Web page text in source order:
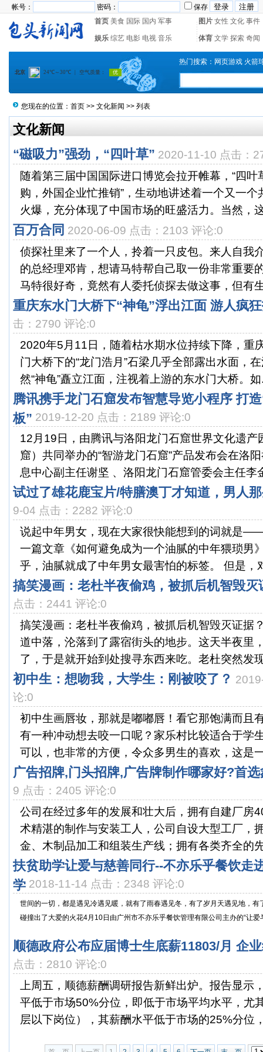
帐号： 密码：
保存
首页 美食 国际 国内 军事 图片 女性 文化 事件
娱乐 综艺 电影 电视 音乐 体育 文学 探索 奇闻
热门搜索： 网页游戏 火箭
您现在的位置： 首页 >> 文化新闻 >> 列表
文化新闻
“磁吸力”强劲，“四叶草” 2020-11-10 点击：
随着第三届中国国际进口博览会拉开帷幕，“四叶
购，外国企业忙推销”，生动地讲述着一个又一
火爆，充分体现了中国市场的旺盛活力。当然，
百万合同 2020-06-09 点击：2103 评论:0
侦探社里来了一个人，拎着一只皮包。来人自我
的总经理邓肯，想请马特帮自己取一份非
马特很好奇，竟然有人委托侦探去做这事，但有
重庆东水门大桥下“神龟”浮出江面 游人疯
击：2790 评论:0
2020年5月11日，随着枯水期水位持续下降，重
门大桥下的“龙门浩月”石梁几乎全部露出水面，
然“神龟”矗立江面，注视着上游的东水门大桥。
腾讯携手龙门石窟发布智慧导览小程序 打
板” 2019-12-20 点击：2189 评论:0
12月19日，由腾讯与洛阳龙门石窟世界文化遗产
窟）共同举办的“智游龙门石窟”产品发布会在洛
息中心副主任谢坚 、洛阳龙门石窟管委会主任李
试过了雄花鹿宝片/特膳澳丁才知道，男人
9-04 点击：2282 评论:0
说起中年男女，现在大家很快能想到的词就是
一篇文章《如何避免成为一个油腻的中年猥琐男
乎，油腻就成了中年男女最害怕的标签。 但是，
搞笑漫画：老杜半夜偷鸡，被抓后机智毁灭
点击：2441 评论:0
搞笑漫画：老杜半夜偷鸡，被抓后机智毁灭证据
道中落，沦落到了露宿街头的地步。这天半夜里
了，于是就开始到处搜寻东西来吃。老杜突然发
初中生：想吻我，大学生：刚被咬了？
论:0
初中生画唇妆，那就是嘟嘟唇！看它那饱满而且
有一种冲动想去咬一口呢？家乐村比较适合于学
可以，也非常的方便，令众多男生的喜欢，这是
广告招牌,门头招牌,广告牌制作哪家好?首
9 点击：2405 评论:0
公司在经过多年的发展和壮大后，拥有自建厂房
术精湛的制作与安装工人，公司自设大型工厂，
金、木制品加工和组装生产线；拥有各类齐全的
扶贫助学让爱与慈善同行--不亦乐乎餐饮走
学 2018-11-14 点击：2348 评论:0
世间的一切，都是遇见冷遇见暖，就有了雨春遇见冬，有了岁月天遇见地，
碰撞出了大爱的火花4月10日由广州市不亦乐乎餐饮管理有限公司主办的“让爱
顺德政府公布应届博士生底薪11803/月 企
点击：2810 评论:0
上周五，顺德薪酬调研报告新鲜出炉。报告显示
平低于市场50%分位，即低于市场平均水平，尤
层以下岗位），其薪酬水平低于市场的25%分位